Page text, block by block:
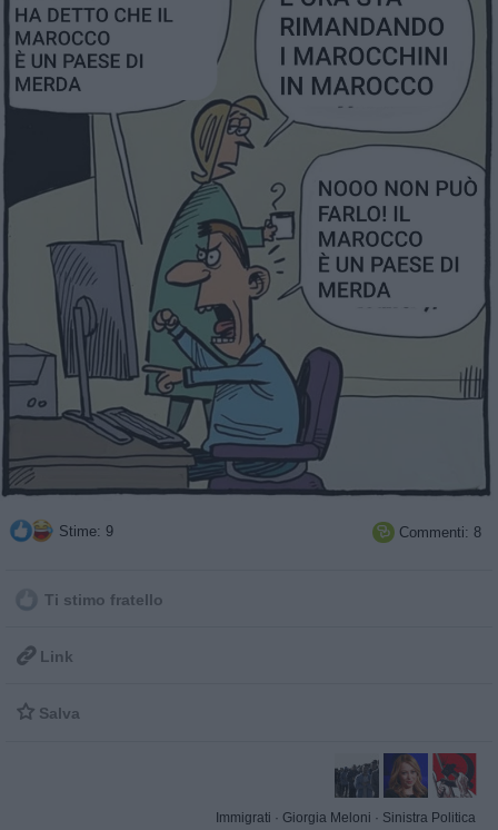
Stime: 9  Commenti: 8
Ti stimo fratello
 Link
 Salva
Immigrati · Giorgia Meloni · Sinistra Politica